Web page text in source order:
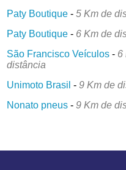
Paty Boutique -5 Km de
Paty Boutique - 6 Km de
São Francisco Veículos - 6
distância
Unimoto Brasil -9 Km de
Nonato pneus -9 Km de